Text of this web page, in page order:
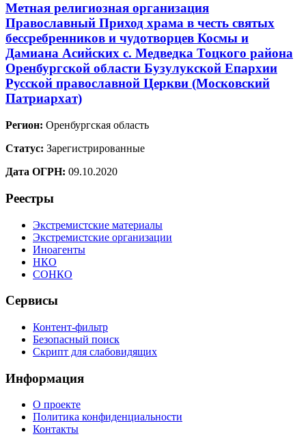
Метная религиозная организация
Православный Приход храма в честь святых
бессребренников и чудотворцев Космы и
Дамиана Асийских с. Медведка Тоцкого района
Оренбургской области Бузулукской Епархии
Русской православной Церкви (Московский
Патриархат)
Регион: Оренбургская область
Статус: Зарегистрированные
Дата ОГРН: 09.10.2020
Реестры
Экстремистские материалы
Экстремистские организации
Иноагенты
НКО
СОНКО
Сервисы
Контент-фильтр
Безопасный поиск
Скрипт для слабовидящих
Информация
О проекте
Политика конфиденциальности
Контакты